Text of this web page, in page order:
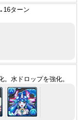
ターン
水ドロップを強化。